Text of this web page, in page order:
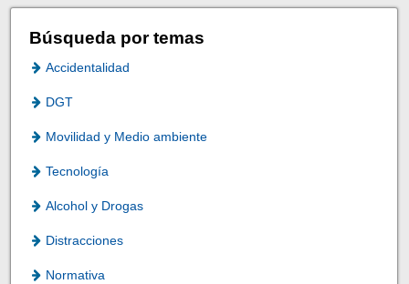
Búsqueda por temas
Accidentalidad
DGT
Movilidad y Medio ambiente
Tecnología
Alcohol y Drogas
Distracciones
Normativa